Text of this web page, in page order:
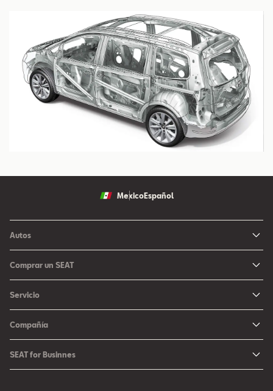
MexicoEspañol
Autos
Arona
León
Ateca
Comprar un SEAT
Configurador SEAT
Promociones
Fichas Técnicas
Ubica tu Concesionaria SEAT
Servicio
Campaña Bolsas de Aire
Promociones Servicio SEAT
Compañía
Cultura urbana
SEAT for Businnes